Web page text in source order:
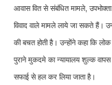
आवास वित से संबंधित मामले,
विवाद वाले मामले लाये जा सकते हैं।
की बचत होती है। उन्होंने कहा कि
पुराने मुकदमे का न्यायालय शुल्क वापस
सफाई से हल कर लिया जाता है।